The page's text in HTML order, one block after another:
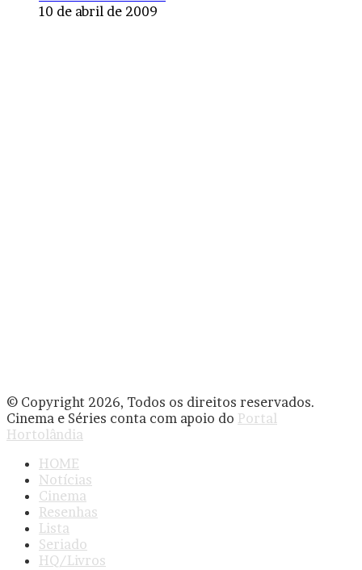
10 de abril de 2009
© Copyright 2026, Todos os direitos reservados.
Cinema e Séries conta com apoio do Portal
Hortolândia
HOME
Notícias
Cinema
Resenhas
Lista
Seriado
HQ/Livros